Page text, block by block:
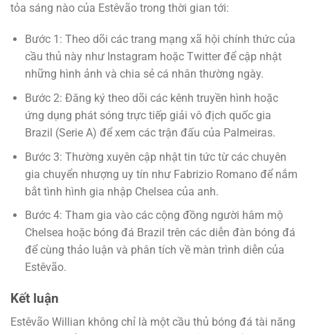
tỏa sáng nào của Estêvão trong thời gian tới:
Bước 1: Theo dõi các trang mạng xã hội chính thức của
cầu thủ này như Instagram hoặc Twitter để cập nhật
những hình ảnh và chia sẻ cá nhân thường ngày.
Bước 2: Đăng ký theo dõi các kênh truyền hình hoặc
ứng dụng phát sóng trực tiếp giải vô địch quốc gia
Brazil (Serie A) để xem các trận đấu của Palmeiras.
Bước 3: Thường xuyên cập nhật tin tức từ các chuyên
gia chuyển nhượng uy tín như Fabrizio Romano để nắm
bắt tình hình gia nhập Chelsea của anh.
Bước 4: Tham gia vào các cộng đồng người hâm mộ
Chelsea hoặc bóng đá Brazil trên các diễn đàn bóng đá
để cùng thảo luận và phân tích về màn trình diễn của
Estêvão.
Kết luận
Estêvão Willian không chỉ là một cầu thủ bóng đá tài năng